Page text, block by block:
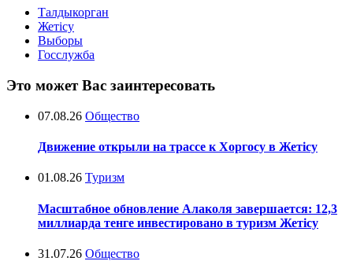
Талдыкорган
Жетісу
Выборы
Госслужба
Это может Вас заинтересовать
07.08.26 Общество
Движение открыли на трассе к Хоргосу в Жетісу
01.08.26 Туризм
Масштабное обновление Алаколя завершается: 12,3
миллиарда тенге инвестировано в туризм Жетісу
31.07.26 Общество